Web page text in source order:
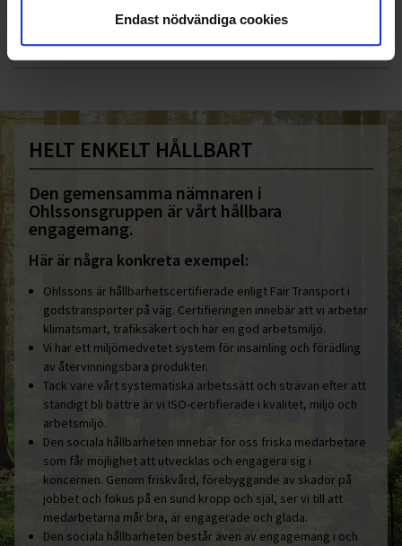
Endast nödvändiga cookies
010-45 00 200​
HELT ENKELT HÅLLBART
Den gemensamma nämnaren i
Ohlssonsgruppen är vårt hållbara
engagemang.
Här är några konkreta exempel:
Ohlssons är hållbarhetscertifierade enligt Fair Transport i
godstransporter på väg. Certifieringen innebär att vi arbetar
klimatsmart, trafiksäkert och har en god arbetsmiljö.
Vi har ett miljömedvetet system för insamling och förädling
av återvinningsbara produkter.
Tack vare vårt systematiska arbetssätt och strävan efter att
ständigt bli bättre är vi ISO-certifierade i kvalitet, miljö och
arbetsmiljö.
Den sociala hållbarheten innebär för oss friska medarbetare
som får möjlighet att utvecklas och engagera sig i
koncernen. Genom friskvård, förebyggande av skador på
jobbet och fokus på en sund kropp och själ, ser vi till att
medarbetarna mår bra, är engagerade och glada.
Den sociala hållbarheten består även av engagemang i och